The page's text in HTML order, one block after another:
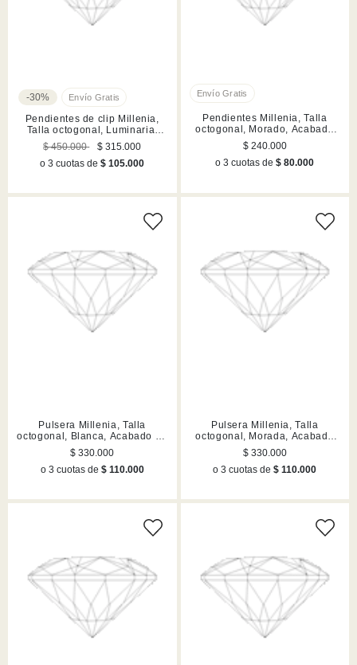
-30%
Pendientes de clip Millenia,
Talla octogonal, Luminaria,
Morados, Acabado en tono oro
$ 450.000
$ 315.000
o 3 cuotas de$ 105.000
Pendientes Millenia, Talla
octogonal, Morado, Acabado
en tono oro
$ 240.000
o 3 cuotas de$ 80.000
Pulsera Millenia, Talla
octogonal, Blanca, Acabado en
rodio
$ 330.000
o 3 cuotas de $ 110.000
Pulsera Millenia, Talla
octogonal, Morada, Acabado
en tono oro
$ 330.000
o 3 cuotas de$ 110.000